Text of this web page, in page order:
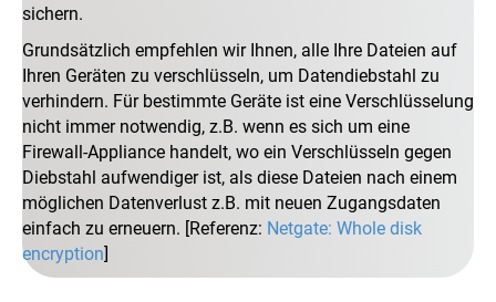
sichern.
Grundsätzlich empfehlen wir Ihnen, alle Ihre Dateien auf
Ihren Geräten zu verschlüsseln, um Datendiebstahl zu
verhindern. Für bestimmte Geräte ist eine Verschlüsselung
nicht immer notwendig, z.B. wenn es sich um eine
Firewall-Appliance handelt, wo ein Verschlüsseln gegen
Diebstahl aufwendiger ist, als diese Dateien nach einem
möglichen Datenverlust z.B. mit neuen Zugangsdaten
einfach zu erneuern. [Referenz: Netgate: Whole disk
encryption]